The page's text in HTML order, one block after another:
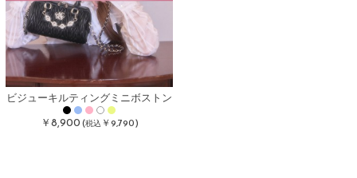
ビジューキルティングミニボストン
￥8,900(税込￥9,790)